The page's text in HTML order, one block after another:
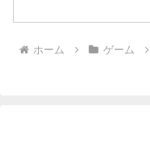
ホーム ゲーム